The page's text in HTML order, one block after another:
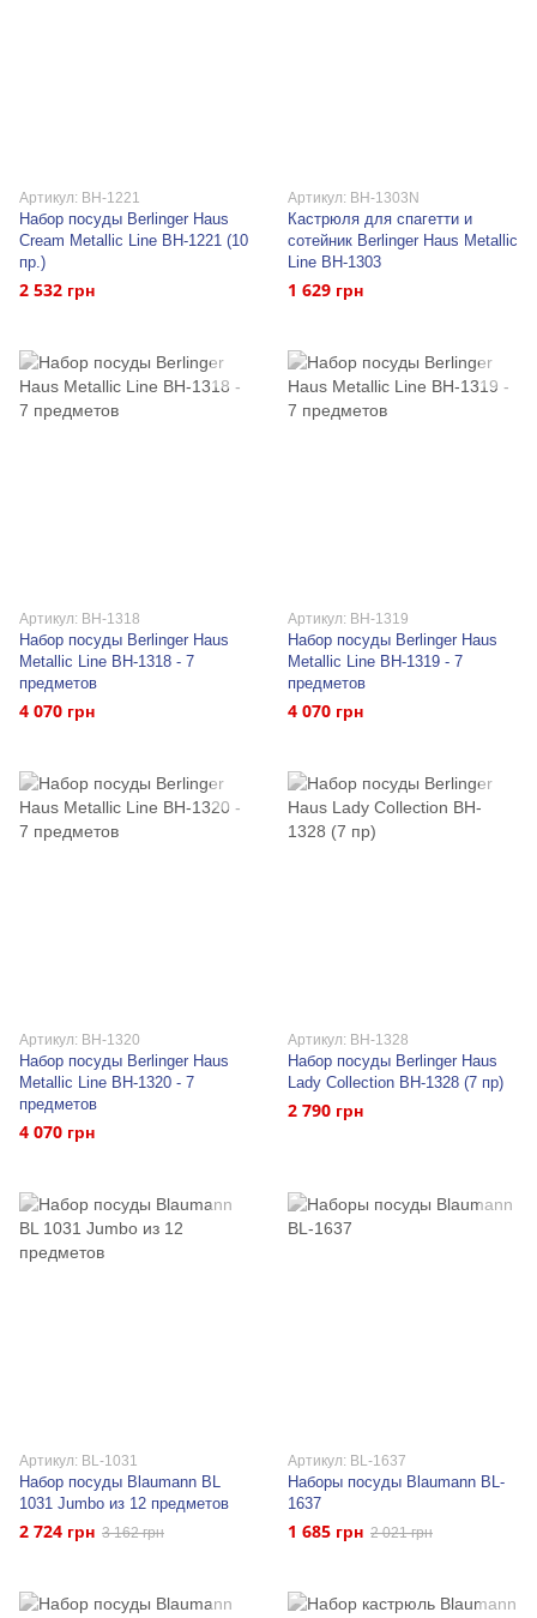
Артикул: BH-1221
Набор посуды Berlinger Haus
Cream Metallic Line BH-1221 (10
пр.)
2 532 грн
Артикул: BH-1303N
Кастрюля для спагетти и
сотейник Berlinger Haus Metallic
Line BH-1303
1 629 грн
Артикул: BH-1318
Набор посуды Berlinger Haus
Metallic Line BH-1318 - 7
предметов
4 070 грн
Артикул: BH-1319
Набор посуды Berlinger Haus
Metallic Line BH-1319 - 7
предметов
4 070 грн
Артикул: BH-1320
Набор посуды Berlinger Haus
Metallic Line BH-1320 - 7
предметов
4 070 грн
Артикул: BH-1328
Набор посуды Berlinger Haus
Lady Collection BH-1328 (7 пр)
2 790 грн
Артикул: BL-1031
Набор посуды Blaumann BL
1031 Jumbo из 12 предметов
2 724 грн 3 162 грн
Артикул: BL-1637
Наборы посуды Blaumann BL-
1637
1 685 грн 2 021 грн